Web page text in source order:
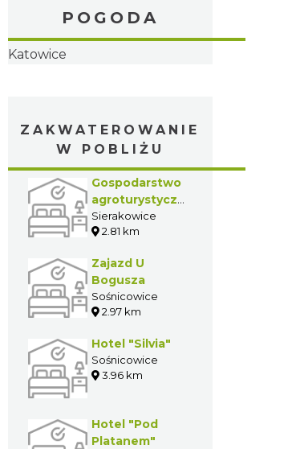
POGODA
Katowice
ZAKWATEROWANIE
W POBLIŻU
Gospodarstwo
agroturystyczne
Dariusz Dylla
Sierakowice
2.81 km
Zajazd U
Bogusza
Sośnicowice
2.97 km
Hotel "Silvia"
Sośnicowice
3.96 km
Hotel "Pod
Platanem"